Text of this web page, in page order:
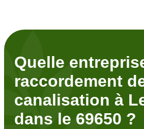
Quelle
raccordement
canalisation à
dans le 69650 ?